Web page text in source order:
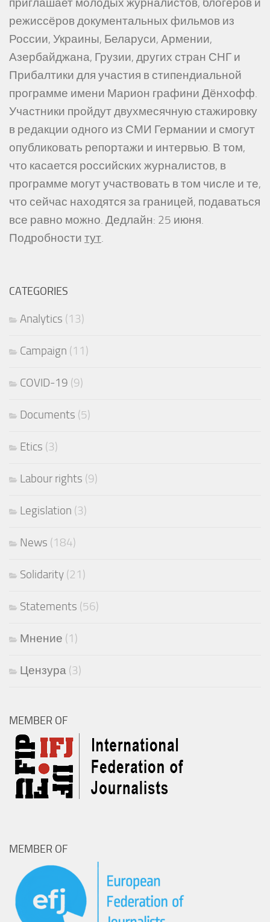
приглашает молодых журналистов, блогеров и
режиссёров документальных фильмов из
России, Украины, Беларуси, Армении,
Азербайджана, Грузии, других стран СНГ и
Прибалтики для участия в стипендиальной
программе имени Марион графини Дёнхофф.
Участники пройдут двухмесячную стажировку
в редакции одного из СМИ Германии и смогут
опубликовать репортажи и интервью. В том,
что касается российских журналистов, в
программе могут участвовать в том числе и те,
что сейчас находятся за границей, подаваться
все равно можно. Дедлайн: 25 июня.
Подробности тут.
CATEGORIES
Analytics (13)
Campaign (11)
COVID-19 (9)
Documents (5)
Etics (3)
Labour rights (9)
Legislation (3)
News (184)
Solidarity (21)
Statements (56)
Мнение (1)
Цензура (3)
MEMBER OF
MEMBER OF